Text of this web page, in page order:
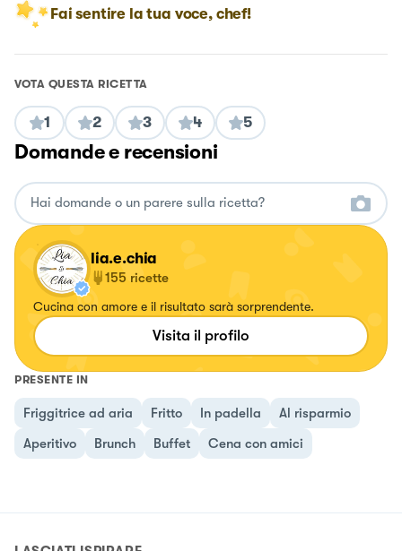
Fai sentire la tua voce, chef!
VOTA QUESTA RICETTA
1 2 3 4 5
Domande e recensioni
lia.e.chia
155 ricette
Cucina con amore e il risultato sarà sorprendente.
Visita il profilo
PRESENTE IN
Friggitrice ad aria Fritto In padella
Al risparmio
Aperitivo
Brunch Buffet Cena con amici